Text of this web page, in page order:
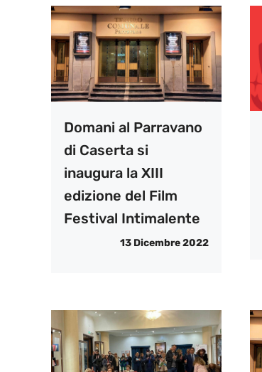
Domani al Parravano
di Caserta si
inaugura la XIII
edizione del Film
Festival Intimalente
13 Dicembre 2022